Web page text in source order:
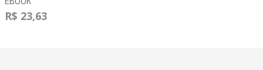
R$ 23,63